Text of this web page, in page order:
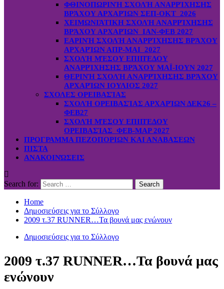
ΦΘΙΝΟΠΩΡΙΝΉ ΣΧΟΛΉ ΑΝΑΡΡΊΧΗΣΗΣ
ΒΡΆΧΟΥ ΑΡΧΑΡΊΩΝ ΣΕΠ-ΟΚΤ 2026
ΧΕΙΜΩΝΙΆΤΙΚΗ ΣΧΟΛΉ ΑΝΑΡΡΊΧΗΣΗΣ
ΒΡΆΧΟΥ ΑΡΧΑΡΊΩΝ ΙΑΝ-ΦΕΒ 2027
ΕΑΡΙΝΉ ΣΧΟΛΉ ΑΝΑΡΡΊΧΗΣΗΣ ΒΡΆΧΟΥ
ΑΡΧΑΡΊΩΝ ΑΠΡ-ΜΑΙ 2027
ΣΧΟΛΉ ΜΈΣΟΥ ΕΠΙΠΈΔΟΥ
ΑΝΑΡΡΊΧΗΣΗΣ ΒΡΆΧΟΥ ΜΑΪ-ΙΟΥΝ 2027
ΘΕΡΙΝΉ ΣΧΟΛΉ ΑΝΑΡΡΊΧΗΣΗΣ ΒΡΆΧΟΥ
ΑΡΧΑΡΊΩΝ ΙΟΥΛΙΟΣ 2027
ΣΧΟΛΕΣ ΟΡΕΙΒΑΣΊΑΣ
ΣΧΟΛΉ ΟΡΕΙΒΑΣΊΑΣ ΑΡΧΑΡΊΩΝ ΔΕΚ26 –
ΦΕΒ27
ΣΧΟΛΉ ΜΈΣΟΥ ΕΠΙΠΈΔΟΥ
ΟΡΕΙΒΑΣΊΑΣ ΦΕΒ-ΜΑΡ 2027
ΠΡΟΓΡΑΜΜΑ ΠΕΖΟΠΟΡΙΩΝ ΚΑΙ ΑΝΑΒΑΣΕΩΝ
ΠΙΣΤΑ
ΑΝΑΚΟΙΝΏΣΕΙΣ
Search for:
Home
Δημοσιεύσεις για το Σύλλογο
2009 τ.37 RUNNER…Τα βουνά μας ενώνουν
Δημοσιεύσεις για το Σύλλογο
2009 τ.37 RUNNER…Τα βουνά μας
ενώνουν